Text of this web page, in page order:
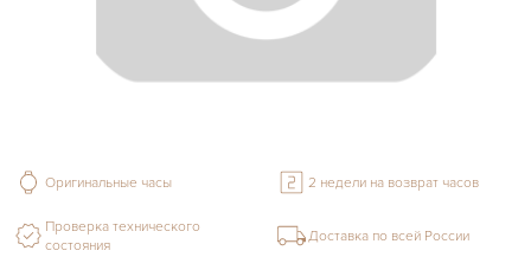
Оригинальные часы 2 недели на возврат часов
Проверка технического
состояния
Доставка по всей России